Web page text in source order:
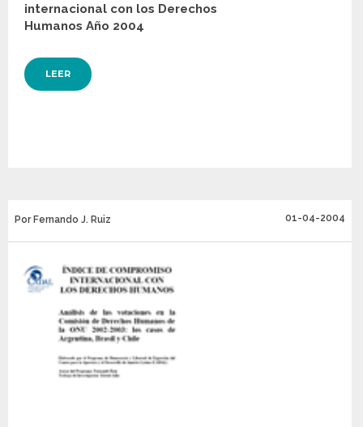
internacional con los Derechos
Humanos Año 2004
LEER
Por Fernando J. Ruiz 01-04-2004